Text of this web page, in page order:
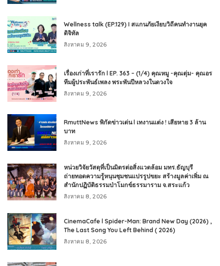
Wellness talk (EP.129) I สแกนภัยเงียบวิถีคนทำงานยุค
ดิจิทัล
สิงหาคม 9, 2026
เรื่องเก่าที่เรารัก l EP. 363 – (1/4) คุณหมู -คุณตุ่ม- คุณอร
ทีมผู้ประพันธ์เพลง พระพันปีหลวงในดวงใจ
สิงหาคม 9, 2026
RmuttNews พิกัดข่าวเด่น l เทงานแต่ง ! เสียหาย 3 ล้าน
บาท
สิงหาคม 9, 2026
หน่วยวิจัยวัสดุที่เป็นมิตรต่อสิ่งแวดล้อม มทร.ธัญบุรี
ถ่ายทอดความรู้หนุนชุมชนแปรรูปขยะ สร้างมูลค่าเพิ่ม ณ
สำนักปฏิบัติธรรมป่าโมกข์ธรรมาราม จ.สระแก้ว
สิงหาคม 8, 2026
CinemaCafe l Spider-Man: Brand New Day (2026) ,
The Last Song You Left Behind ( 2026)
สิงหาคม 8, 2026